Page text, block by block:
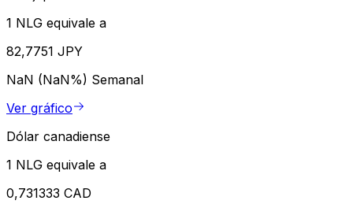
1 NLG equivale a
82,7751 JPY
NaN (NaN%) Semanal
Ver gráfico
Dólar canadiense
1 NLG equivale a
0,731333 CAD